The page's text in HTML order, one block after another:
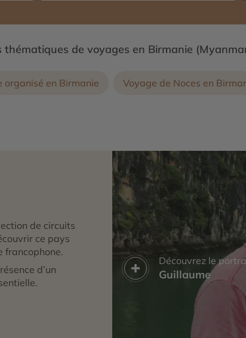
thématiques de voyages en Birmanie
organisé en Birmanie Voyage de Noces en
de circuits
ce pays
francophone.
d’un
Découvrez le
Guillaume